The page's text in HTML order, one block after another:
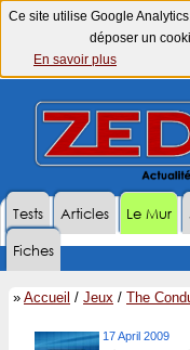
Ce site utilise Google
déposer un
En savoir plus
Tests Articles Le Mur
Fiches
» Accueil / Jeux / The
17 April 2009